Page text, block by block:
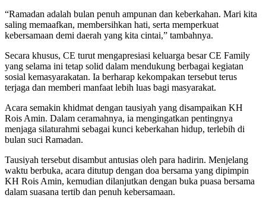
“Ramadan adalah bulan penuh ampunan dan keberkahan. Mari kita
saling memaafkan, membersihkan hati, serta memperkuat
kebersamaan demi daerah yang kita cintai,” tambahnya.
Secara khusus, CE turut mengapresiasi keluarga besar CE Family
yang selama ini tetap solid dalam mendukung berbagai kegiatan
sosial kemasyarakatan. Ia berharap kekompakan tersebut terus
terjaga dan memberi manfaat lebih luas bagi masyarakat.
Acara semakin khidmat dengan tausiyah yang disampaikan KH
Rois Amin. Dalam ceramahnya, ia mengingatkan pentingnya
menjaga silaturahmi sebagai kunci keberkahan hidup, terlebih di
bulan suci Ramadan.
Tausiyah tersebut disambut antusias oleh para hadirin. Menjelang
waktu berbuka, acara ditutup dengan doa bersama yang dipimpin
KH Rois Amin, kemudian dilanjutkan dengan buka puasa bersama
dalam suasana tertib dan penuh kebersamaan.